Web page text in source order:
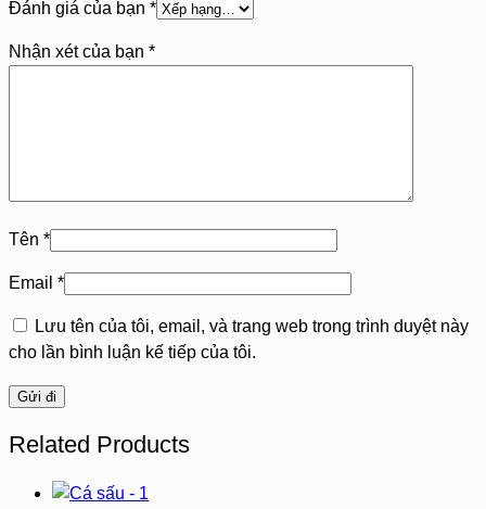
Đánh giá của bạn *
Nhận xét của bạn *
Tên *
Email *
Lưu tên của tôi, email, và trang web trong trình duyệt này
cho lần bình luận kế tiếp của tôi.
Related Products